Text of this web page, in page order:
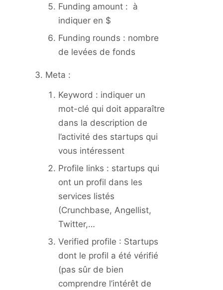
Funding amount : à
indiquer en $
Funding rounds : nombre
de levées de fonds
Meta :
Keyword : indiquer un
mot-clé qui doit apparaître
dans la description de
l’activité des startups qui
vous intéressent
Profile links : startups qui
ont un profil dans les
services listés
(Crunchbase, Angellist,
Twitter,…
Verified profile : Startups
dont le profil a été vérifié
(pas sûr de bien
comprendre l’intérêt de